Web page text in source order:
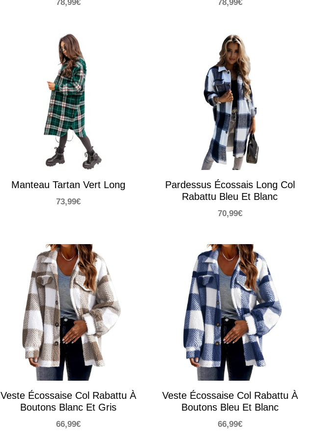
78,99€ 78,99€
Manteau Tartan Vert Long
73,99€
Pardessus Écossais Long Col
Rabattu Bleu Et Blanc
70,99€
Veste Écossaise Col Rabattu À
Boutons Blanc Et Gris
66,99€
Veste Écossaise Col Rabattu À
Boutons Bleu Et Blanc
66,99€